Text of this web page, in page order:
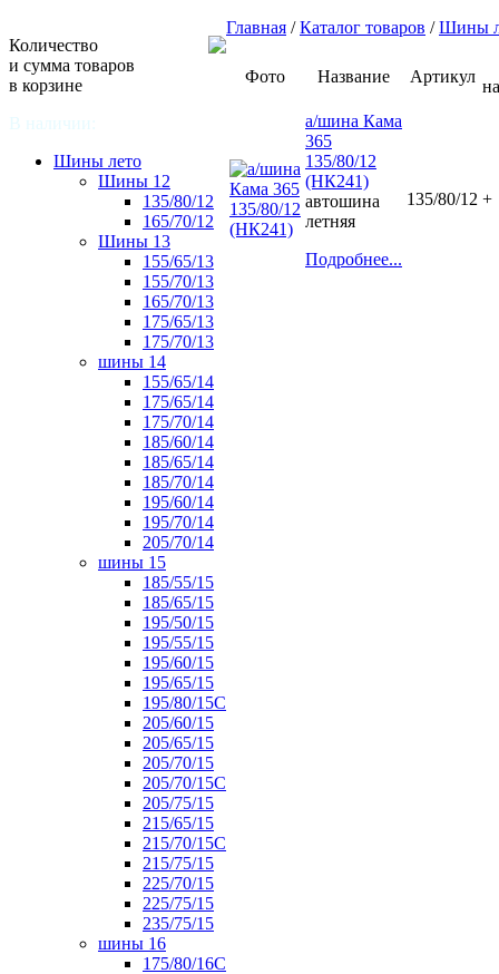
Количество
и сумма товаров
в корзине
В наличии:
Шины лето
Шины 12
135/80/12
165/70/12
Шины 13
155/65/13
155/70/13
165/70/13
175/65/13
175/70/13
шины 14
155/65/14
175/65/14
175/70/14
185/60/14
185/65/14
185/70/14
195/60/14
195/70/14
205/70/14
шины 15
185/55/15
185/65/15
195/50/15
195/55/15
195/60/15
195/65/15
195/80/15С
205/60/15
205/65/15
205/70/15
205/70/15С
205/75/15
215/65/15
215/70/15C
215/75/15
225/70/15
225/75/15
235/75/15
шины 16
175/80/16С
Главная /Каталог товаров /Шины
Фото Название Артикул
а/шина Кама
365
135/80/12
(НК241)
автошина
летняя
Подробнее...
135/80/12 +